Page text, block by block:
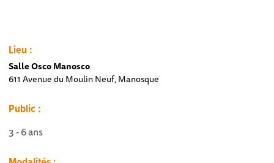
Lieu :
Salle Osco Manosco
611 Avenue du Moulin Neuf, Manosque
Public :
3 - 6 ans